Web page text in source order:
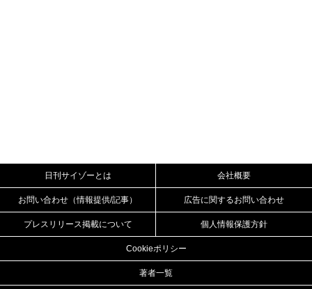
日刊サイゾーとは 会社概要
お問い合わせ（情報提供/記事） 広告に関するお問い合わせ
プレスリリース掲載について 個人情報保護方針
Cookieポリシー
著者一覧